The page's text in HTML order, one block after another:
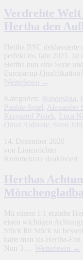
–
Verdrehte
Hertha den
Hertha BSC deklassierte
perfekt ins Jahr 2021. Ist
Hertha nun eine Serie
Europacup-
Weiterlesen
→
Kategorien:
Bundesliga
Punkte-Spiel
Alexander
Krzysztof Piatek
Luca
Omar Alderete
Sven
14. Dezember 2020
von Linienrichter
Kommentare deaktiviert
in
Herthas
Mit einem 1:1 erzielte
einen wichtigen
Stück für Stück zu
hatte man als Hertha-
Nun 3 … Weiterlesen
→